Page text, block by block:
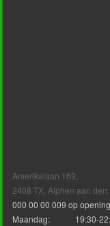
Amerikalaan 169,
2408 TX, Alphen aan den
000 00 00 009 op
Maandag:
19:30-